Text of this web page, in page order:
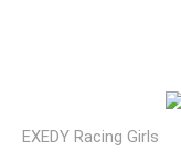
EXEDY Racing Girls